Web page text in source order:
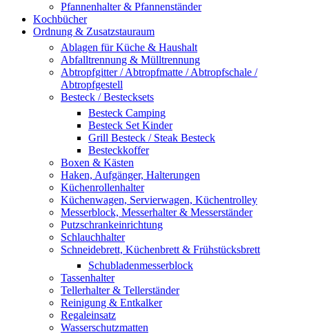
Pfannenhalter & Pfannenständer
Kochbücher
Ordnung & Zusatzstauraum
Ablagen für Küche & Haushalt
Abfalltrennung & Mülltrennung
Abtropfgitter / Abtropfmatte / Abtropfschale /
Abtropfgestell
Besteck / Bestecksets
Besteck Camping
Besteck Set Kinder
Grill Besteck / Steak Besteck
Besteckkoffer
Boxen & Kästen
Haken, Aufgänger, Halterungen
Küchenrollenhalter
Küchenwagen, Servierwagen, Küchentrolley
Messerblock, Messerhalter & Messerständer
Putzschrankeinrichtung
Schlauchhalter
Schneidebrett, Küchenbrett & Frühstücksbrett
Schubladenmesserblock
Tassenhalter
Tellerhalter & Tellerständer
Reinigung & Entkalker
Regaleinsatz
Wasserschutzmatten